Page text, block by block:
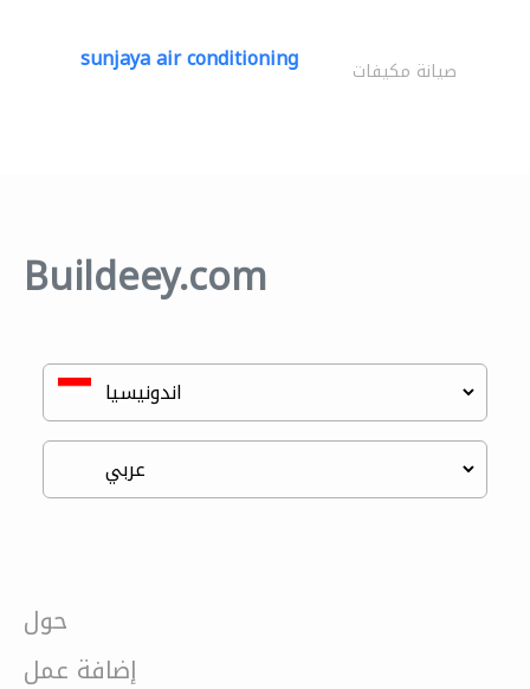
sunjaya air conditioning صيانة مكيفات
Buildeey.com
حول
إضافة عمل